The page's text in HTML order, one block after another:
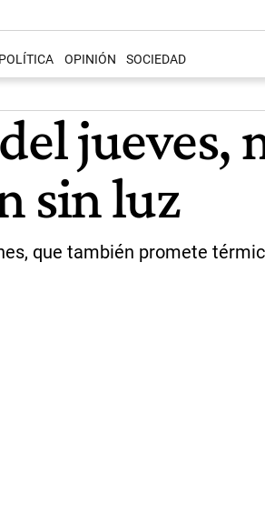
POLÍTICA OPINIÓN SOCIEDAD
jueves,
sin luz
que también promete